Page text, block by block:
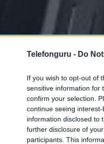
Telefonguru - Do
If you wish to opt-out of
sensitive information for
confirm your selection.
continue seeing
information disclosed to
further disclosure of
participants. This